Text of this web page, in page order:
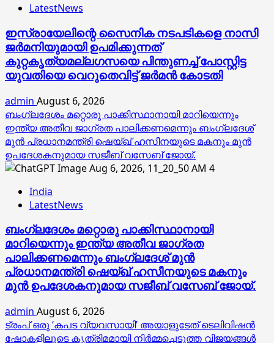
LatestNews
ഇസ്രായേലിന്റെ സൈനിക നടപടികളെ നാസി
ജര്‍മനിയുമായി ഉപമിക്കുന്നത്
കുറ്റകൃത്യമല്ലഗസയെ പിന്തുണച്ച് പോസ്റ്റിട്ട
യുവതിയെ വെറുതെവിട്ട് ജര്‍മന്‍ കോടതി
admin August 6, 2026
ബംഗ്ലദേശം മറ്റൊരു പാക്കിസ്ഥാനായി മാറിയെന്നും
ഇന്ത്യ അതീവ ജാഗ്രത പാലിക്കണമെന്നും ബംഗ്ലദേശ്
മുൻ പ്രധാനമന്ത്രി ഷെയ്ഖ് ഹസീനയുടെ മകനും മുൻ
ഉപദേശകനുമായ സജീബ് വസേബ് ജോയ്.
4
India
LatestNews
ബംഗ്ലദേശം മറ്റൊരു പാക്കിസ്ഥാനായി
മാറിയെന്നും ഇന്ത്യ അതീവ ജാഗ്രത
പാലിക്കണമെന്നും ബംഗ്ലദേശ് മുൻ
പ്രധാനമന്ത്രി ഷെയ്ഖ് ഹസീനയുടെ മകനും
മുൻ ഉപദേശകനുമായ സജീബ് വസേബ് ജോയ്.
admin August 6, 2026
ട്രംപ് ഒരു ‘കപട വ്യവസായി’ അയാളുടേത് ടെലിവിഷന്‍
ഷോകളിലൂടെ കൃത്രിമമായി നിര്‍മ്മച്ചെടുത്ത വിജയങ്ങള്‍